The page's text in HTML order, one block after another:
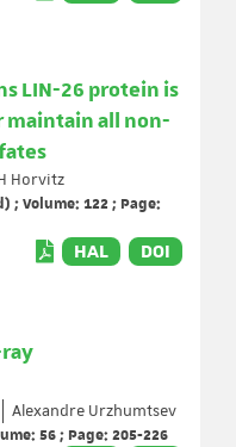
LIN-26 protein is
maintain all non-
Horvitz
; Volume: 122 ; Page:
HAL DOI
Alexandre Urzhumtsev
56 ; Page: 205-226